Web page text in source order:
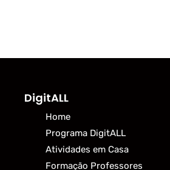
DigitALL
Home
Programa DigitALL
Atividades em Casa
Formação Professores